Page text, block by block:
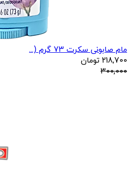
مام صابونی سکرت 73 گرم (...
218,700 تومان
300,000